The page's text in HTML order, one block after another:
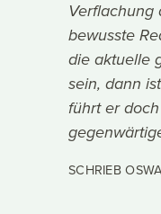
Verflachung
bewusste
die aktuelle
sein, dann
führt er
SCHRIEB